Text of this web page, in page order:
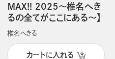
MAX!! 2025～椎名へき
るの全てがここにある～】
椎名へきる
カートに入れる